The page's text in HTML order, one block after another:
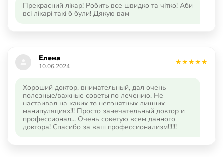
Прекрасний лікар! Робить все швидко та чітко! Аби
всі лікарі такі б були! Дякую вам
Хороший доктор, внимательный, дал очень
полезные/важные советы по лечению. Не
настаивал на каких то непонятных лишних
манипуляциях!!! Просто замечательный доктор и
профессионал... Очень советую всем данного
доктора! Спасибо за ваш профессионализм!!!!!!
10.06.2024
Елена